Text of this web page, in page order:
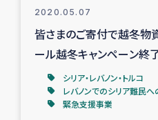
インドネシア中部 スラウ
スリランカ ジ
2020.05.07
皆さまのご寄付で越冬物
ール越冬キャンペーン終
シリア・レバノン・トルコ
レバノンでのシリア難民
緊急支援事業